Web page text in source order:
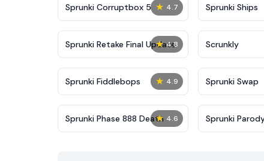
★ 4.7
Sprunki Corruptbox 5 Sprunki Ships
★ 4.8
Sprunki Retake Final Update Scrunkly
★ 4.9
Sprunki Fiddlebops Sprunki Swap
★ 4.6
Sprunki Phase 888 Death Sprunki